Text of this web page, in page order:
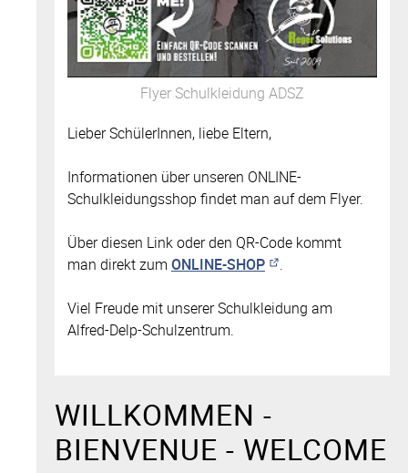
Flyer Schulkleidung ADSZ
Lieber SchülerInnen, liebe Eltern,
Informationen über unseren ONLINE-
Schulkleidungsshop findet man auf dem Flyer.
Über diesen Link oder den QR-Code kommt
man direkt zum ONLINE-SHOP .
Viel Freude mit unserer Schulkleidung am
Alfred-Delp-Schulzentrum.
WILLKOMMEN -
BIENVENUE - WELCOME